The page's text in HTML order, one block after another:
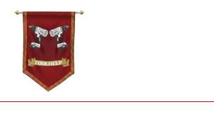
contenido